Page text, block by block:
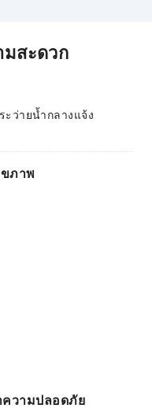
มสะดวก
ะว่ายน้ำกลางแจ้ง
ภาพ
วามปลอดภัย